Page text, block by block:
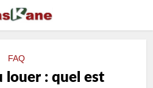
FAQ
louer : quel est